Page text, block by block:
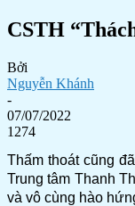
CSTH
Bởi
Nguyễn Khánh
-
07/07/2022
1274
Thấm thoát cũng
Trung tâm Thanh
và vô cùng hào